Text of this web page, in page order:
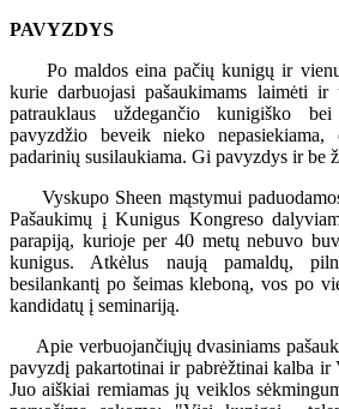
PAVYZDYS
Po maldos eina pačių kunigų ir
kurie darbuojasi pašaukimams laimėti
patrauklaus uždegančio kunigiško
pavyzdžio beveik nieko
padarinių susilaukiama. Gi pavyzdys ir be
Vyskupo Sheen mąstymui
Pašaukimų į Kunigus Kongreso
parapiją, kurioje per 40 metų nebuvo
kunigus. Atkėlus naują pamaldų,
besilankantį po šeimas kleboną, vos po
kandidatų į seminariją.
Apie verbuojančiųjų dvasiniams
pavyzdį pakartotinai ir pabrėžtinai kalba ir
Juo aiškiai remiamas jų veiklos